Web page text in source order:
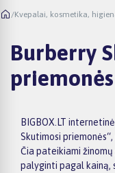
/Kvepalai, kosmetika,
Burberry
priemonės
BIGBOX.LT
Skutimosi
Čia pateikiami
palyginti pagal kainą,